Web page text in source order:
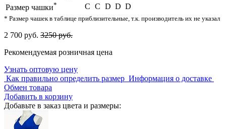
Размер чашки* C С D D D
* Размер чашек в таблице приблизительные, т.к. производитель их не указал
2 700 руб. 3250 руб.
Рекомендуемая розничная цена
Узнать оптовую цену
Как правильно определить размер Информация о доставке
Обмен товара
Добавить в корзину
Добавьте в заказ цвета и размеры: